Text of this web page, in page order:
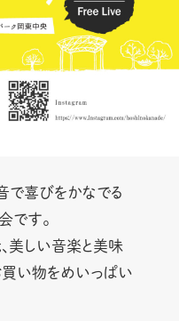
音で喜びをかなでる
です。
美しい音楽と美味
買い物をめいっぱい